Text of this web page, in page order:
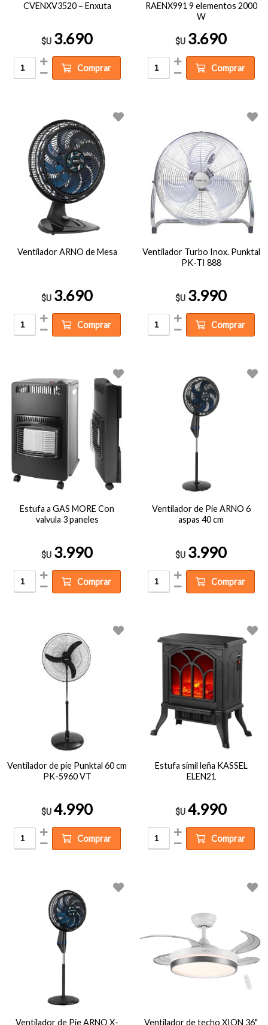
CVENXV3520 – Enxuta
$U 3.690
Comprar
RAENX991 9 elementos 2000
W
$U 3.690
Comprar
Ventilador ARNO de Mesa
$U 3.690
Comprar
Ventilador Turbo Inox. Punktal
PK-TI 888
$U 3.990
Comprar
Estufa a GAS MORE Con
valvula 3 paneles
$U 3.990
Comprar
Ventilador de Pie ARNO 6
aspas 40 cm
$U 3.990
Comprar
Ventilador de pie Punktal 60 cm
PK-5960 VT
$U 4.990
Comprar
Estufa simil leña KASSEL
ELEN21
$U 4.990
Comprar
Ventilador de Pie ARNO X-
Ventilador de techo XION 36"